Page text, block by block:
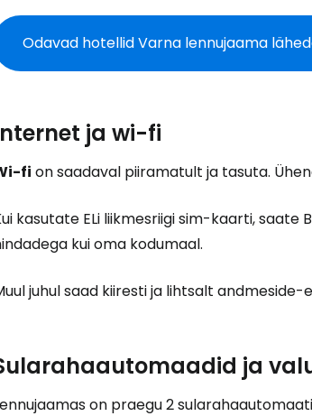
Odavad hotellid Varna lennujaama
ja wi-fi
fi on saadaval piiramatult ja tasuta.
kasutate ELi liikmesriigi sim-kaarti,
kui oma kodumaal.
juhul saad kiiresti ja lihtsalt andmeside-
ja
on praegu 2